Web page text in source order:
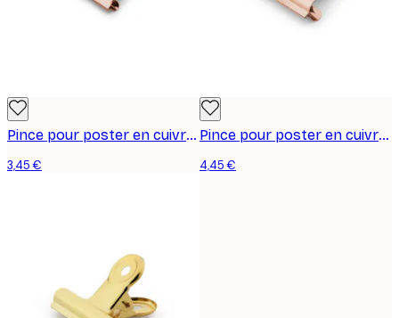
Pince pour poster en cuivre, petit format
3,45 €
Pince pour poster en cuivre, moyen format
4,45 €